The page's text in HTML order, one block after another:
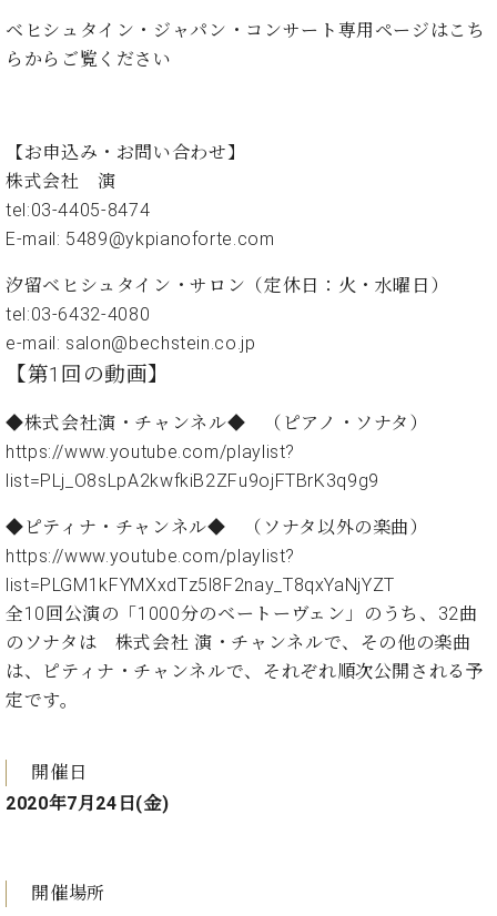
フ
マ
フ
ェ
ッ
シ
ョ
ナ
ル
W.
ホ
フ
ン
ト
デ
ィ
シ
ョ
ン
ン
ヴ
い
合
社
：
王
子
技
術
業
セ
ン
タ
タ
ッ
フ
ご
挨
術
者
紹
情報
ベヒシュタイン・ジャパン・コンサート専用ページはこち
らから ご覧ください
【お申込み・お問い合わせ】
株式会社 演
tel:03-4405-8474
E-mail: 5489@ykpianoforte.com
汐留ベヒシュタイン・サロン （定休日：火・水曜日）
tel:03-6432-4080
e-mail: salon@bechstein.co.jp
【第1回の動画】
◆株式会社演・チャンネル◆ （ピアノ・ソナタ）
https://www.youtube.com/playlist?
list=PLj_O8sLpA2kwfkiB2ZFu9ojFTBrK3q9g9
◆ピティナ・チャンネル◆ （ソナタ以外の楽曲）
https://www.youtube.com/playlist?
list=PLGM1kFYMXxdTz5l8F2nay_T8qxYaNjYZT
全10回公演の「1000分のベートーヴェン」のうち、32曲
のソナタは 株式会社 演・チャンネルで、その他の楽曲
は、ピティナ・チャンネルで、それぞれ順次公開される予
定です。
開催日
2020年7月24日(金)
開催場所